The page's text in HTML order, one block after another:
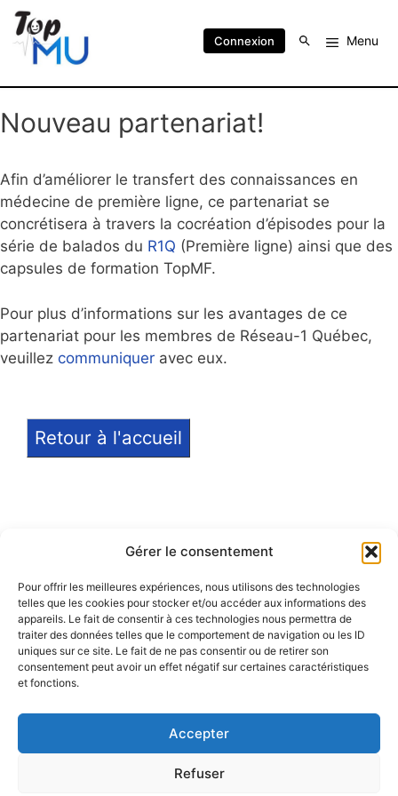
Gérer le consentement
Pour offrir les meilleures expériences, nous utilisons des technologies
telles que les cookies pour stocker et/ou accéder aux informations des
appareils. Le fait de consentir à ces technologies nous permettra de
traiter des données telles que le comportement de navigation ou les ID
uniques sur ce site. Le fait de ne pas consentir ou de retirer son
consentement peut avoir un effet négatif sur certaines caractéristiques
et fonctions.
Accepter
Refuser
Connexion Menu
Nouveau partenariat!
Afin d’améliorer le transfert des connaissances en
médecine de première ligne, ce partenariat se
concrétisera à travers la cocréation d’épisodes pour la
série de balados du R1Q (Première ligne) ainsi que des
capsules de formation TopMF.
Pour plus d’informations sur les avantages de ce
partenariat pour les membres de Réseau-1 Québec,
veuillez communiquer avec eux.
Retour à l'accueil
Notice légale
Politique de confidentialité
Politique de remboursement